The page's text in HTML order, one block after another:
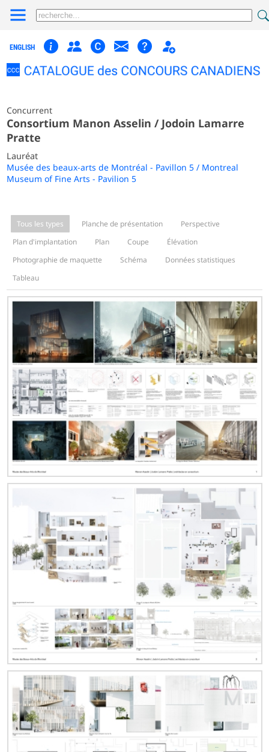
ENGLISH
Concurrent
Consortium Manon Asselin / Jodoin Lamarre
Pratte
Lauréat
Musée des beaux-arts de Montréal - Pavillon 5 / Montreal
Museum of Fine Arts - Pavilion 5
Tous les types Planche de présentation
Perspective
Plan d'implantation
Plan Coupe
Élévation
Photographie de maquette
Schéma
Données statistiques
Tableau